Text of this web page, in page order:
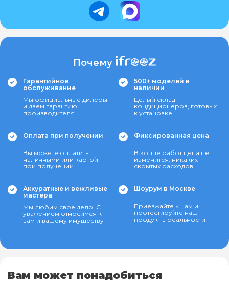
Почему
Гарантийное
обслуживание
Мы официальные дилеры
и даем гарантию
производителя
500+ моделей в
наличии
Целый склад
кондиционеров, готовых
к установке
Оплата при получении
Вы можете оплатить
наличными или картой
при получении
Фиксированная цена
В конце работ цена не
изменится, никаких
скрытых расходов
Аккуратные и вежливые
мастера
Мы любим свое дело. С
уважением относимся к
вам и вашему имуществу
Шоурум в Москве
Приезжайте к нам и
протестируйте наш
продукт в реальности
Вам может понадобиться